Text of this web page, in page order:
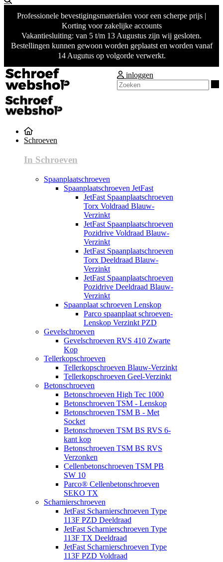
Professionele bevestigingsmaterialen voor een scherpe prijs |
Korting voor zakelijke accounts
Vakantiesluiting: van 5 t/m 13 Augustus zijn wij gesloten.
Bestellingen kunnen gewoon worden geplaatst en worden vanaf
14 Augutus op volgorde verwerkt.
inloggen
Schroeven
In Schroeven
Spaanplaatschroeven
Spaanplaatschroeven JetFast
JetFast Spaanplaatschroeven
Torx Voldraad Blauw-
Verzinkt
JetFast Spaanplaatschroeven
Pozidrive Voldraad Blauw-
Verzinkt
JetFast Spaanplaatschroeven
Torx Deeldraad Blauw-
Verzinkt
JetFast Spaanplaatschroeven
Pozidrive Deeldraad Blauw-
Verzinkt
Spaanplaat schroeven Lenskop
Parco spaanplaat schroeven-
Lenskop Verzinkt PZD
Gevelschroeven
Gevelschroeven RVS 410 Zwarte
Kop
Tellerkopschroeven
Tellerkopschroeven Blauw-Verzinkt
Tellerkopschroeven Geel-Verzinkt
Betonschroeven
Betonschroeven High Tec 1000
Betonschroeven TSM - Lenskop
Betonschroeven TSM B - Met
Socket
Betonschroeven TSM BS RVS 6-
kant kop
Betonschroeven TSM BS RVS
Verzonken
Cellenbetonschroeven TSM PB
SW 10
Parco® Cellenbetonschroeven
SEKO TX
Scharnierschroeven
JetFast Scharnierschroeven Type
113F PZD Deeldraad
JetFast Scharnierschroeven Type
113F TX Deeldraad
JetFast Scharnierschroeven Type
113F PZD Voldraad